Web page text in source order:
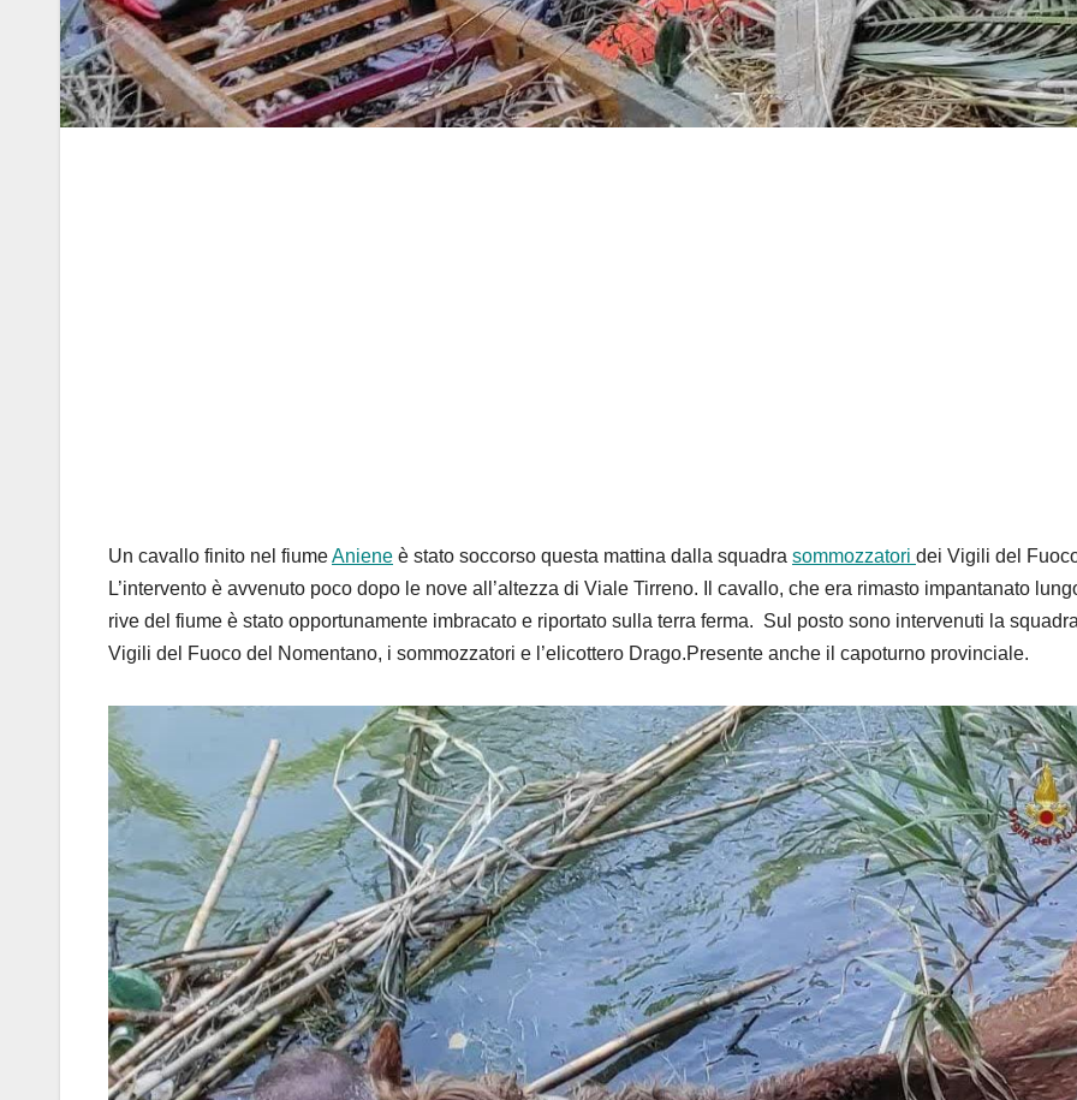
Un cavallo finito nel fiumeAniene è stato soccorso questa mattina dalla squadra sommozzatori dei Vigili del
L’intervento è avvenuto poco dopo le nove all’altezza di Viale Tirreno. Il cavallo, che era rimasto impantanato
rive del fiume è stato opportunamente imbracato e riportato sulla terra ferma. Sul posto sono intervenuti la
Vigili del Fuoco del Nomentano, i sommozzatori e l’elicottero Drago.Presente anche il capoturno provinciale.